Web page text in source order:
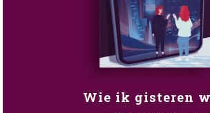
Wie ik gisteren